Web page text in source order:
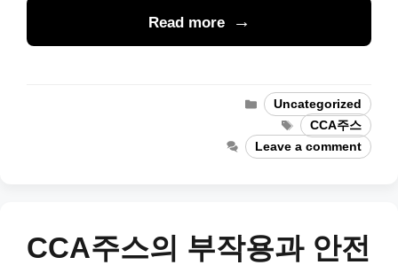
Read more
Categories
Uncategorized
Tags
CCA주스
Leave a comment
CCA주스의 부작용과 안전